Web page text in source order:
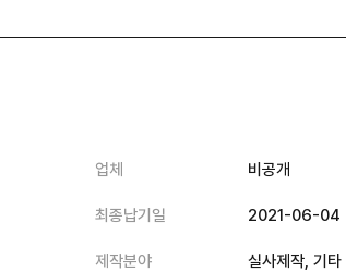
업체 비공개
최종납기일 2021-06-04
제작분야 실사제작, 기타